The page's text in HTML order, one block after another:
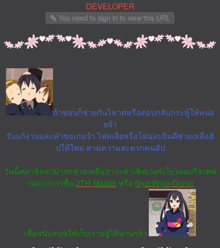
DEVELOPER
You need to sign in to view this URL
ถ้าชอบก็ช่วยกันโหวตหรือตอบกลับกระทู้ให้หน่อ
ยจ้า
รับแก้งานและคำขอเกมจ้า ไฟลเสียหรือโดนลบยินดีช่วยเหลืออั
ปให้ใหม่ ตามความสะดวกคนอัป
วันนี้สมาชิกสามารถช่วยเหลือภาระค่าเซิฟเวอร์เว็บโดยบริจาคผ่
านทางการซื้อ 2TH Master หรือ NyanNyanDonor
เพื่อสนับสนุนให้เว็บเราอยู่ได้นานๆจ้า